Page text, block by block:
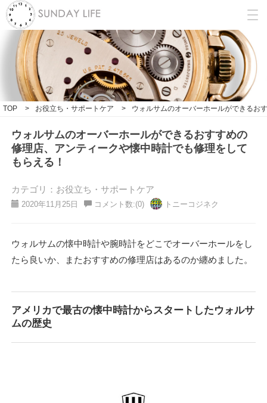
TOP > お役立ち・サポートケア > ウォルサムのオーバーホールができるお
ウォルサムのオーバーホールができるおすすめの
修理店、アンティークや懐中時計でも修理をして
もらえる！
カテゴリ：お役立ち・サポートケア
2020年11月25日 コメント数:(0) トニーコジネク
ウォルサムの懐中時計や腕時計をどこでオーバーホールをし
たら良いか、またおすすめの修理店はあるのか纏めました。
アメリカで最古の懐中時計からスタートしたウォルサ
ムの歴史